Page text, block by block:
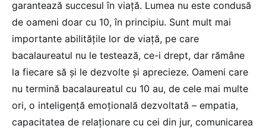
garantează succesul în viață. Lumea nu este condusă
de oameni doar cu 10, în principiu. Sunt mult mai
importante abilitățile lor de viață, pe care
bacalaureatul nu le testează, ce-i drept, dar rămâne
la fiecare să și le dezvolte și aprecieze. Oameni care
nu termină bacalaureatul cu 10 au, de cele mai multe
ori, o inteligență emoțională dezvoltată – empatia,
capacitatea de relaționare cu cei din jur, comunicarea